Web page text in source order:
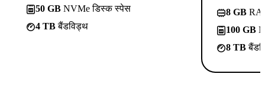
50 GB NVMe डिस्क स्पेस
4 TBबैंडविड्थ
8 GB
100 GB
8 TB